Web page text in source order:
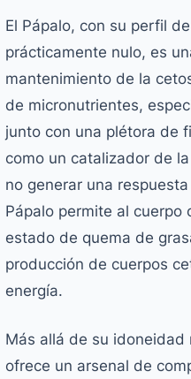
El Pápalo, con su perfil
prácticamente nulo, es
mantenimiento de la
de micronutrientes,
junto con una plétora de
como un catalizador de
no generar una
Pápalo permite al cuerpo
estado de quema de
producción de cuerpos
energía.
Más allá de su
ofrece un arsenal de